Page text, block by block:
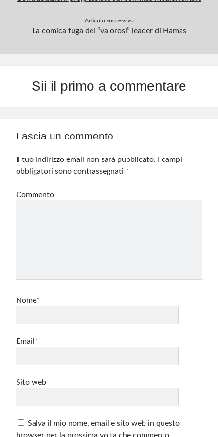
Articolo successivo
La comica fuga dei “valorosi” leader di Hamas
Sii il primo a commentare
Lascia un commento
Il tuo indirizzo email non sarà pubblicato.
I campi
obbligatori sono contrassegnati *
Commento
Nome*
Email*
Sito web
Salva il mio nome, email e sito web in questo
browser per la prossima volta che commento.